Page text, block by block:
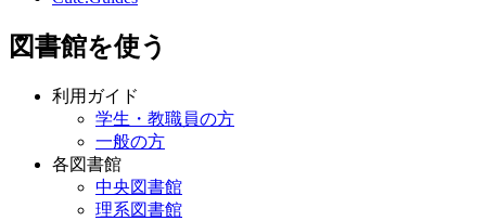
図書館を使う
利用ガイド
学生・教職員の方
一般の方
各図書館
中央図書館
理系図書館